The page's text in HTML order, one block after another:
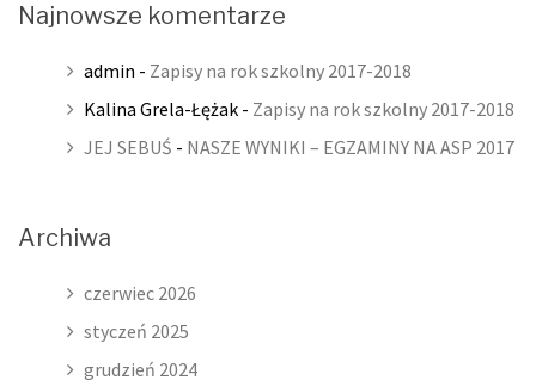
Najnowsze komentarze
admin - Zapisy na rok szkolny 2017-2018
Kalina Grela-Łężak - Zapisy na rok szkolny 2017-2018
JEJ SEBUŚ - NASZE WYNIKI – EGZAMINY NA ASP 2017
Archiwa
czerwiec 2026
styczeń 2025
grudzień 2024